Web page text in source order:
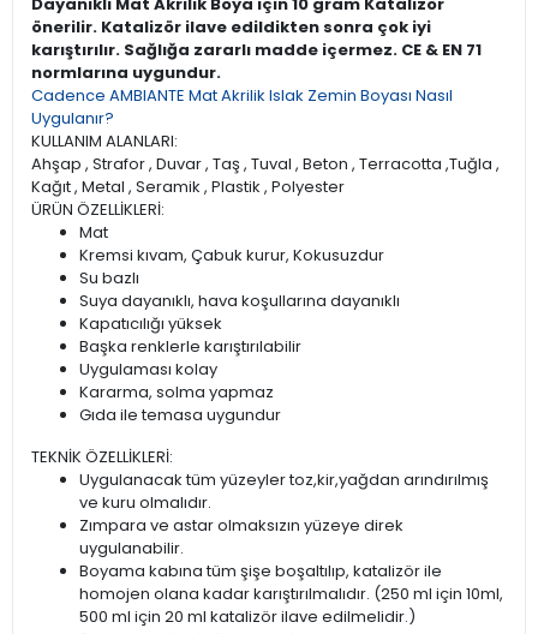
Dayanıklı Mat Akrilik Boya için 10 gram Katalizör
önerilir. Katalizör ilave edildikten sonra çok iyi
karıştırılır. Sağlığa zararlı madde içermez. CE & EN 71
normlarına uygundur.
Cadence AMBIANTE Mat Akrilik Islak Zemin Boyası Nasıl
Uygulanır?
KULLANIM ALANLARI:
Ahşap , Strafor , Duvar , Taş , Tuval , Beton , Terracotta ,Tuğla ,
Kağıt , Metal , Seramik , Plastik , Polyester
ÜRÜN ÖZELLİKLERİ:
Mat
Kremsi kıvam, Çabuk kurur, Kokusuzdur
Su bazlı
Suya dayanıklı, hava koşullarına dayanıklı
Kapatıcılığı yüksek
Başka renklerle karıştırılabilir
Uygulaması kolay
Kararma, solma yapmaz
Gıda ile temasa uygundur
TEKNİK ÖZELLİKLERİ:
Uygulanacak tüm yüzeyler toz,kir,yağdan arındırılmış
ve kuru olmalıdır.
Zımpara ve astar olmaksızın yüzeye direk
uygulanabilir.
Boyama kabına tüm şişe boşaltılıp, katalizör ile
homojen olana kadar karıştırılmalıdır. (250 ml için 10ml,
500 ml için 20 ml katalizör ilave edilmelidir.)